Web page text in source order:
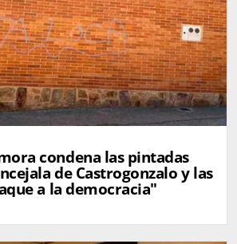
condena las pintadas
de Castrogonzalo y las
a la democracia"